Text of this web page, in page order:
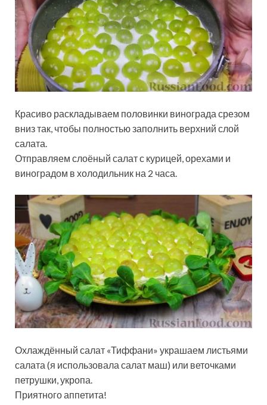
Красиво раскладываем половинки винограда срезом
вниз так, чтобы полностью заполнить верхний слой
салата.
Отправляем слоёный салат с курицей, орехами и
виноградом в холодильник на 2 часа.
Охлаждённый салат «Тиффани» украшаем листьями
салата (я использовала салат маш) или веточками
петрушки, укропа.
Приятного аппетита!